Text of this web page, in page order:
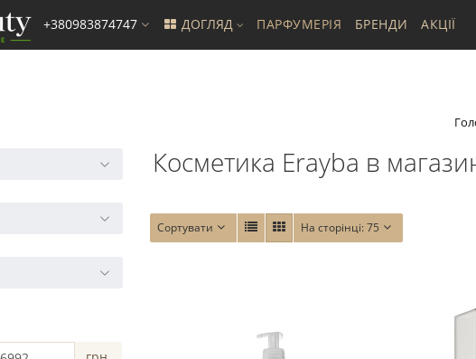
+380983874747 ДОГЛЯД ПАРФУМЕРІЯ БРЕНДИ АКЦІЇ
Косметика Erayba в
Сортувати На сторінці:75